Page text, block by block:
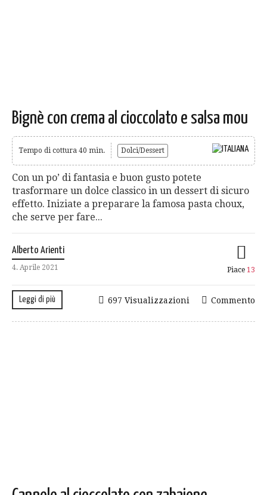
Bignè con crema al cioccolato e salsa mou
Tempo di cottura 40 min. Dolci/Dessert
Con un po’ di fantasia e buon gusto potete
trasformare un dolce classico in un dessert di sicuro
effetto. Iniziate a preparare la famosa pasta choux,
che serve per fare...
Alberto Arienti
4. Aprile 2021 Piace 13
Leggi di più Commento
697 Visualizzazioni